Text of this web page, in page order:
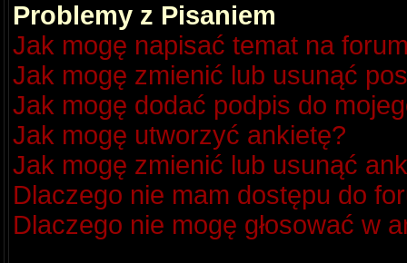
Problemy z Pisaniem
Jak mogę napisać temat na
Jak mogę zmienić lub usunąć
Jak mogę dodać podpis do
Jak mogę utworzyć ankietę?
Jak mogę zmienić lub usunąć
Dlaczego nie mam dostępu do
Dlaczego nie mogę głosować w